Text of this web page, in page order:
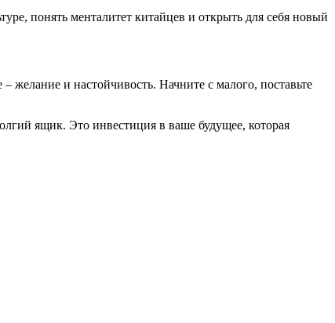
понять менталитет китайцев и открыть для себя новый
и настойчивость. Начните с малого, поставьте
ящик. Это инвестиция в ваше будущее, которая